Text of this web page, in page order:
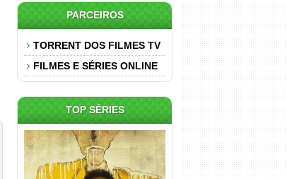
PARCEIROS
TORRENT DOS FILMES TV
FILMES E SÉRIES ONLINE
TOP SÉRIES